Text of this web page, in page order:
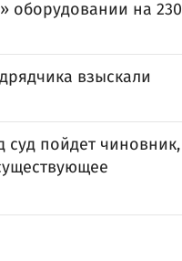
оборудовании на 230
взыскали
суд пойдет чиновник,